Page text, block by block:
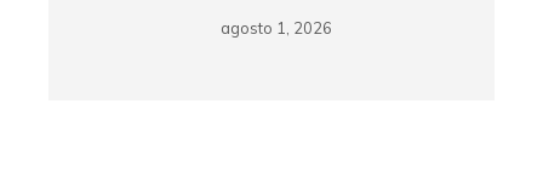
agosto 1, 2026